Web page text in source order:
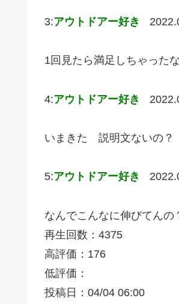
3:アウトドアー好き
1回見たら満足しちゃった
4:アウトドアー好き
いまきた 説明文ないの？
5:アウトドアー好き
なんでこんなに伸びてんの
再生回数：4375
高評価：176
低評価：
投稿日：04/04 06:00